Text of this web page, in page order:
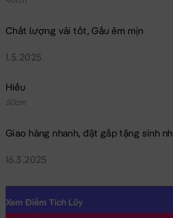
Chất lượng vải tốt, Gấu êm mịn
1.5.2025
Hiếu
50cm
Giao hàng nhanh, đặt gấp tặng sinh
16.3.2025
Xem Điểm Tích Lũy